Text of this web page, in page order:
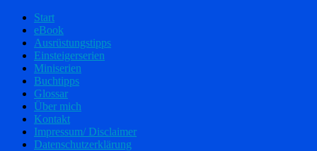
Start
eBook
Ausrüstungstipps
Einsteigerserien
Miniserien
Buchtipps
Glossar
Über mich
Kontakt
Impressum/ Disclaimer
Datenschutzerklärung